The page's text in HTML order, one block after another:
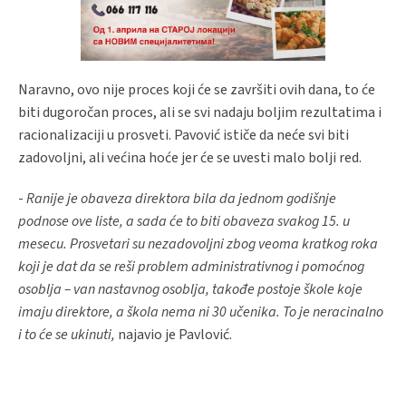
Naravno, ovo nije proces koji će se završiti ovih dana, to će
biti dugoročan proces, ali se svi nadaju boljim rezultatima i
racionalizaciji u prosveti. Pavović ističe da neće svi biti
zadovoljni, ali većina hoće jer će se uvesti malo bolji red.
-Ranije je obaveza direktora bila da jednom godišnje
podnose ove liste, a sada će to biti obaveza svakog 15. u
mesecu. Prosvetari su nezadovoljni zbog veoma kratkog roka
koji je dat da se reši problem administrativnog i pomoćnog
osoblja – van nastavnog osoblja, takođe postoje škole koje
imaju direktore, a škola nema ni 30 učenika. To je neracinalno
i to će se ukinuti, najavio je Pavlović.